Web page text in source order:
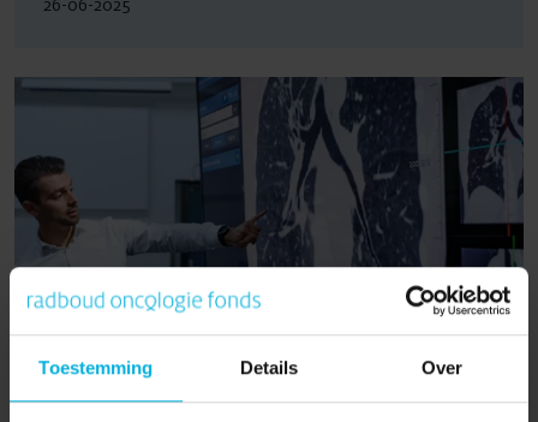
Toestemming Details Over
26-06-2025
Hoe AI helpt bij ­betere